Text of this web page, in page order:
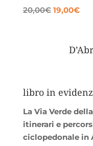
20,00€ Il
19,00€Il
è:
libro in
La Via Verde
itinerari e
ciclopedonale in